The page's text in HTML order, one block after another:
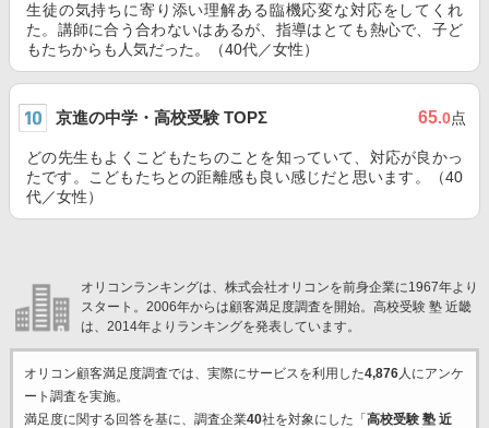
生徒の気持ちに寄り添い理解ある臨機応変な対応をしてくれ
た。講師に合う合わないはあるが、指導はとても熱心で、子ど
もたちからも人気だった。（40代／女性）
京進の中学・高校受験 TOPΣ 65.0点
どの先生もよくこどもたちのことを知っていて、対応が良かっ
たです。こどもたちとの距離感も良い感じだと思います。（40
代／女性）
オリコンランキングは、株式会社オリコンを前身企業に1967年より
スタート。2006年からは顧客満足度調査を開始。高校受験 塾 近畿
は、2014年よりランキングを発表しています。
オリコン顧客満足度調査では、実際にサービスを利用した4,876人にアンケ
ート調査を実施。
満足度に関する回答を基に、調査企業40社を対象にした「 高校受験 塾 近